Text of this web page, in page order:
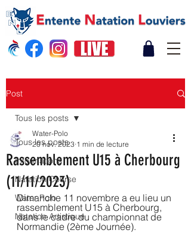
Post
Tous les posts
Informations
Natation Course
Water Polo
Natation Artistique
Tous les posts
Rassemblement U15 à Cherbourg
(11/11/2023)
Water-Polo
20 nov. 2023 1 min de lecture
Dimanche 11 novembre a eu lieu un
rassemblement U15 à Cherbourg,
dans le cadre du championnat de
Normandie (2ème Journée).